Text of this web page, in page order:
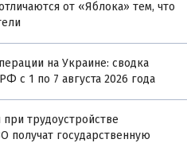
от «Яблока» тем, что
на Украине: сводка
с 1 по 7 августа 2026 года
при трудоустройстве
получат государственную